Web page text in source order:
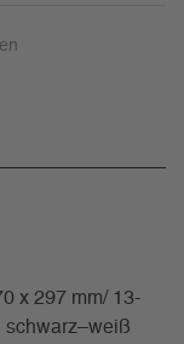
x 297 mm/ 13-
schwarz–weiß